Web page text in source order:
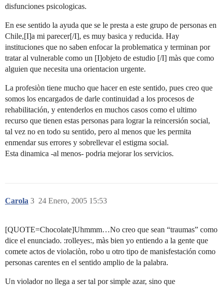
disfunciones psicologicas.
En ese sentido la ayuda que se le presta a este grupo de personas en
Chile,[I]a mi parecer[/I], es muy basica y reducida. Hay
instituciones que no saben enfocar la problematica y terminan por
tratar al vulnerable como un [I]objeto de estudio [/I] màs que como
alguien que necesita una orientacion urgente.
La profesiòn tiene mucho que hacer en este sentido, pues creo que
somos los encargados de darle continuidad a los procesos de
rehabilitación, y entenderlos en muchos casos como el ultimo
recurso que tienen estas personas para lograr la reincersión social,
tal vez no en todo su sentido, pero al menos que les permita
enmendar sus errores y sobrellevar el estigma social.
Esta dinamica -al menos- podria mejorar los servicios.
Carola 24 Enero, 2005 15:53
3
[QUOTE=Chocolate]Uhmmm…No creo que sean “traumas” como
dice el enunciado. :rolleyes:, màs bien yo entiendo a la gente que
comete actos de violaciòn, robo u otro tipo de manisfestación como
personas carentes en el sentido amplio de la palabra.
Un violador no llega a ser tal por simple azar, sino que